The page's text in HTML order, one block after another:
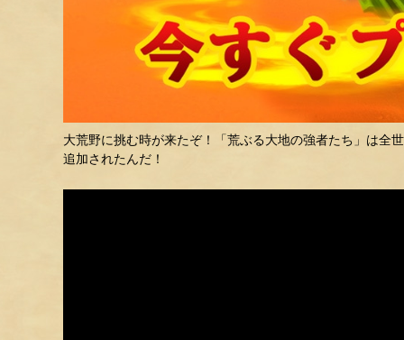
大荒野に挑む時が来たぞ！「荒ぶる大地の強者たち」は全
追加されたんだ！